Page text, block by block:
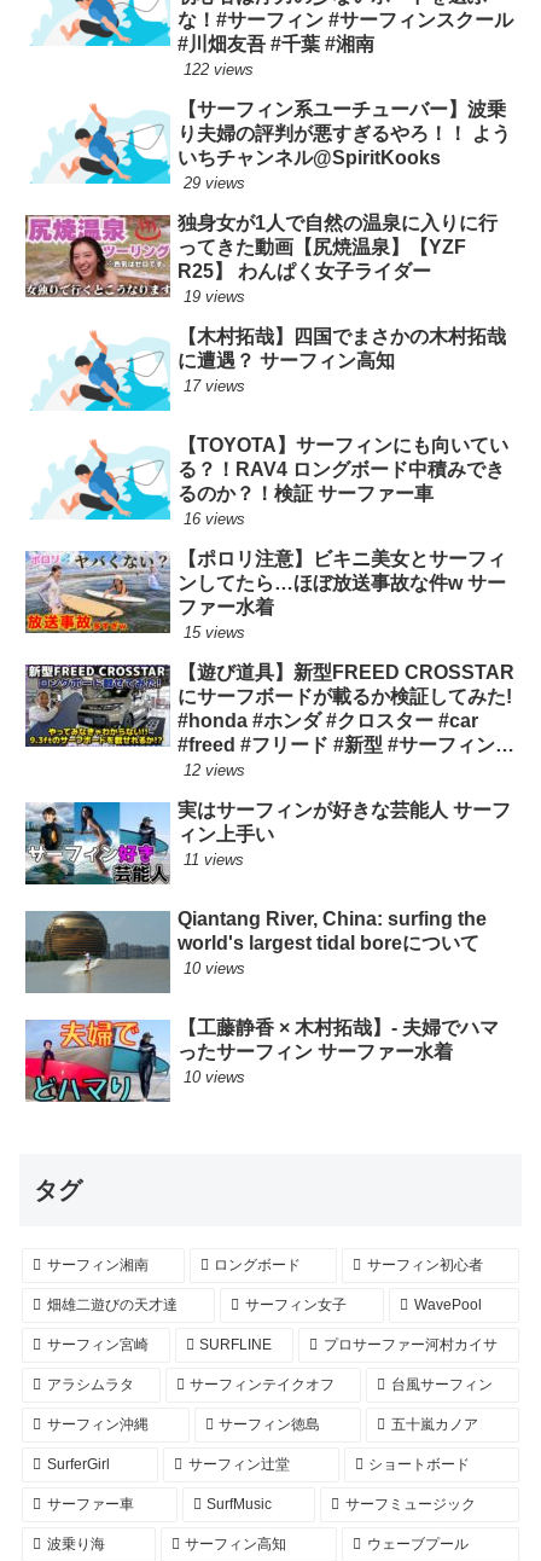
な！#サーフィン #サーフィンスクール
#川畑友吾 #千葉 #湘南
122 views
【サーフィン系ユーチューバー】波乗
り夫婦の評判が悪すぎるやろ！！ よう
いちチャンネル@SpiritKooks
29 views
独身女が1人で自然の温泉に入りに行
ってきた動画【尻焼温泉】【YZF
R25】 わんぱく女子ライダー
19 views
【木村拓哉】四国でまさかの木村拓哉
に遭遇？ サーフィン高知
17 views
【TOYOTA】サーフィンにも向いてい
る？！RAV4 ロングボード中積みでき
るのか？！検証 サーファー車
16 views
【ポロリ注意】ビキニ美女とサーフィ
ンしてたら…ほぼ放送事故な件w サー
ファー水着
15 views
【遊び道具】新型FREED CROSSTAR
にサーフボードが載るか検証してみた!
#honda #ホンダ #クロスター #car
#freed #フリード #新型 #サーフィン
ロングボード
12 views
実はサーフィンが好きな芸能人 サーフ
ィン上手い
11 views
Qiantang River, China: surfing the
world's largest tidal boreについて
10 views
【工藤静香 × 木村拓哉】- 夫婦でハマ
ったサーフィン サーファー水着
10 views
タグ
サーフィン湘南 ロングボード サーフィン初心者
畑雄二遊びの天才達 サーフィン女子 WavePool
サーフィン宮崎 SURFLINE プロサーファー河村カイサ
アラシムラタ サーフィンテイクオフ 台風サーフィン
サーフィン沖縄 サーフィン徳島 五十嵐カノア
SurferGirl サーフィン辻堂 ショートボード
サーファー車 SurfMusic サーフミュージック
波乗り海 サーフィン高知 ウェーブプール